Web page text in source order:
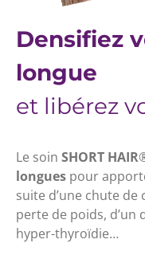
Densifiez
longue
et libérez
Le soin SHORT HAIR
longues pour
suite d’une chute de
perte de poids, d’un
hyper-thyroïdie…